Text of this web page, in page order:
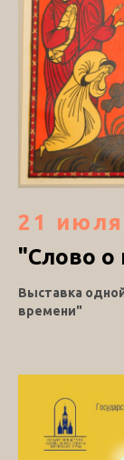
21 июля
"Слово о
Выставка
времени"